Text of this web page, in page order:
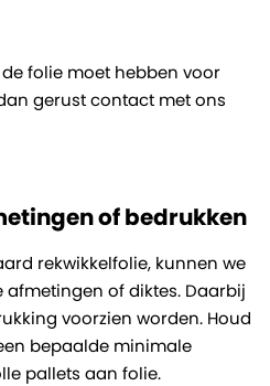
folie moet hebben voor
gerust contact met ons
of bedrukken
rekwikkelfolie, kunnen we
afmetingen of diktes. Daarbij
voorzien worden. Houd
bepaalde minimale
pallets aan folie.